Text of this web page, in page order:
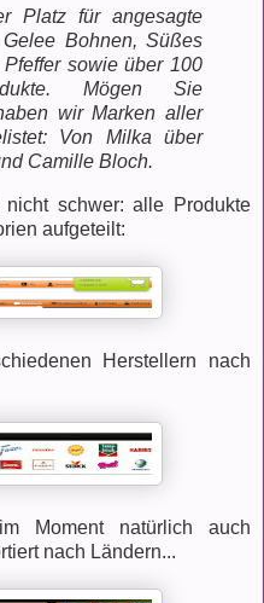
Platz für angesagte
Bohnen, Süßes
sowie über 100
Mögen Sie
wir Marken aller
Von Milka über
Camille Bloch.
schwer: alle Produkte
aufgeteilt:
Herstellern nach
Moment natürlich auch
nach Ländern...